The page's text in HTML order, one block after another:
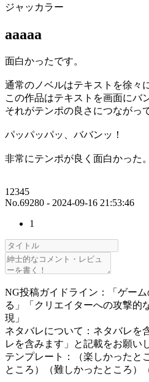
ジャッカラー
aaaaa
面白かったです。
通常のノベルはテキストを徐々
この作品はテキストを画面にバ
それがテンポの良さにつながっ
パッパッパッ、ババンッ！
非常にテンポが良く面白かった。
12345
No.69280 - 2024-09-16 21:53:46
1
NG投稿ガイドライン：「ゲー
る」「クリエイターへの攻撃的
現」
ネタバレについて：ネタバレを
レを含みます」と記載をお願い
テンプレート：（楽しかったと
ところ）（難しかったところ）